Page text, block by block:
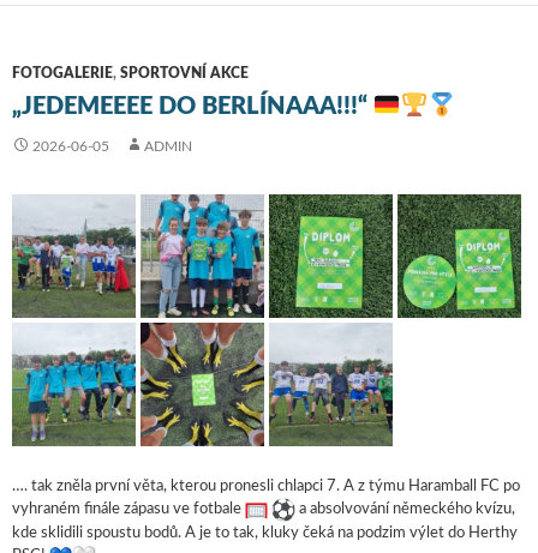
FOTOGALERIE, SPORTOVNÍ AKCE
„JEDEMEEEE DO BERLÍNAAA!!!“
2026-06-05 ADMIN
…. tak zněla první věta, kterou pronesli chlapci 7. A z týmu Haramball FC po
vyhraném finále zápasu ve fotbale
a absolvování německého kvízu,
kde sklidili spoustu bodů. A je to tak, kluky čeká na podzim výlet do Herthy